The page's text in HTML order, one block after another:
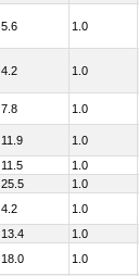
5.6 1.0
4.2 1.0
7.8 1.0
11.9 1.0
11.5 1.0
25.5 1.0
4.2 1.0
13.4 1.0
18.0 1.0